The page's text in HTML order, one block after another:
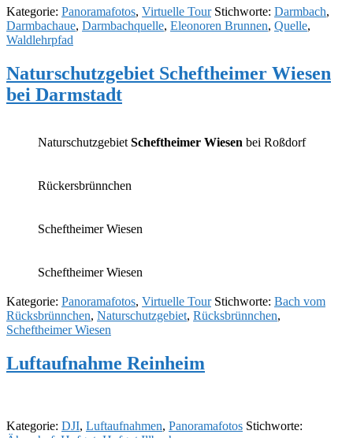
Kategorie: Panoramafotos, Virtuelle Tour Stichworte: Darmbach,
Darmbachaue, Darmbachquelle, Eleonoren Brunnen, Quelle,
Waldlehrpfad
Naturschutzgebiet Scheftheimer Wiesen
bei Darmstadt
Naturschutzgebiet Scheftheimer Wiesen bei Roßdorf
Rückersbrünnchen
Scheftheimer Wiesen
Scheftheimer Wiesen
Kategorie: Panoramafotos, Virtuelle Tour Stichworte: Bach vom
Rücksbrünnchen, Naturschutzgebiet, Rücksbrünnchen,
Scheftheimer Wiesen
Luftaufnahme Reinheim
Kategorie: DJI, Luftaufnahmen, Panoramafotos Stichworte: